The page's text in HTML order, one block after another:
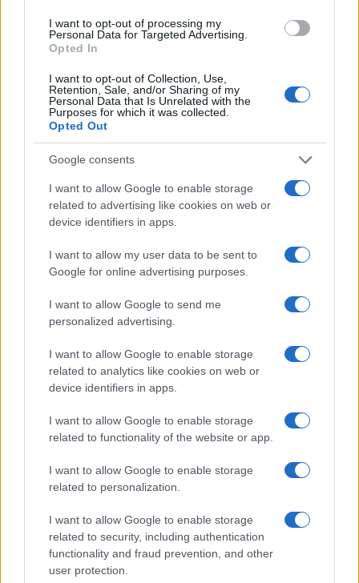
I want to opt-out of processing my
Personal Data for Targeted Advertising.
Opted In
I want to opt-out of Collection, Use,
Retention, Sale, and/or Sharing of my
Personal Data that Is Unrelated with the
Purposes for which it was collected.
Opted Out
Google consents
I want to allow Google to enable storage
related to advertising like cookies on web or
device identifiers in apps.
I want to allow my user data to be sent to
Google for online advertising purposes.
I want to allow Google to send me
personalized advertising.
I want to allow Google to enable storage
related to analytics like cookies on web or
device identifiers in apps.
I want to allow Google to enable storage
related to functionality of the website or app.
I want to allow Google to enable storage
related to personalization.
I want to allow Google to enable storage
related to security, including authentication
functionality and fraud prevention, and other
user protection.
Continua a leggere
NERD NEWS
Pieve Comics 2026: tutto ciò che devi sapere
Andrea Conforti · 6 Ago 2026